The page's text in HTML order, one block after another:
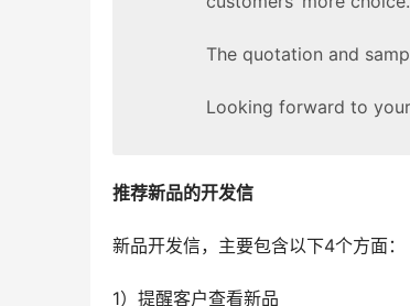
The quotation and
Looking forward to
推荐新品的开发信
新品开发信，主要包含以下4个方面：
1）提醒客户查看新品